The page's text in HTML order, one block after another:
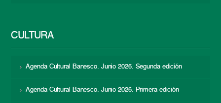
CULTURA
Agenda Cultural Banesco. Junio 2026. Segunda edición
Agenda Cultural Banesco. Junio 2026. Primera edición